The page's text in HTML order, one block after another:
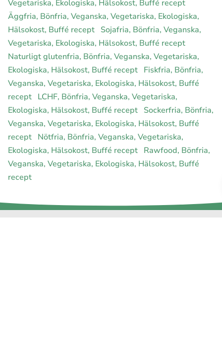
Vegetariska, Ekologiska, Hälsokost, Buffé recept
Äggfria, Bönfria, Veganska, Vegetariska, Ekologiska,
Hälsokost, Buffé recept Sojafria, Bönfria, Veganska,
Vegetariska, Ekologiska, Hälsokost, Buffé recept
Naturligt glutenfria, Bönfria, Veganska, Vegetariska,
Ekologiska, Hälsokost, Buffé recept Fiskfria, Bönfria,
Veganska, Vegetariska, Ekologiska, Hälsokost, Buffé
recept LCHF, Bönfria, Veganska, Vegetariska,
Ekologiska, Hälsokost, Buffé recept Sockerfria, Bönfria,
Veganska, Vegetariska, Ekologiska, Hälsokost, Buffé
recept Nötfria, Bönfria, Veganska, Vegetariska,
Ekologiska, Hälsokost, Buffé recept Rawfood, Bönfria,
Veganska, Vegetariska, Ekologiska, Hälsokost, Buffé
recept